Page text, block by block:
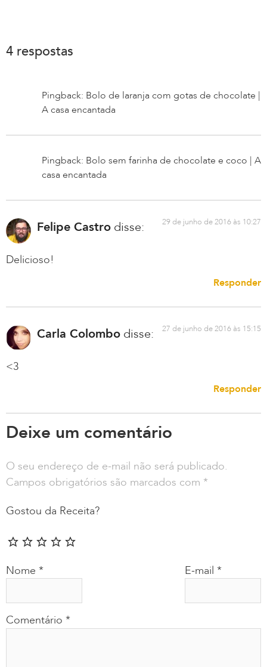
4 respostas
Pingback: Bolo de laranja com gotas de chocolate |
A casa encantada
Pingback: Bolo sem farinha de chocolate e coco | A
casa encantada
Felipe Castro disse: 29 de junho de 2016 às 10:27
Delicioso!
Responder
Carla Colombo disse: 27 de junho de 2016 às 15:15
<3
Responder
Deixe um comentário
O seu endereço de e-mail não será publicado.
Campos obrigatórios são marcados com *
Gostou da Receita?
Comentário *
Nome * E-mail *